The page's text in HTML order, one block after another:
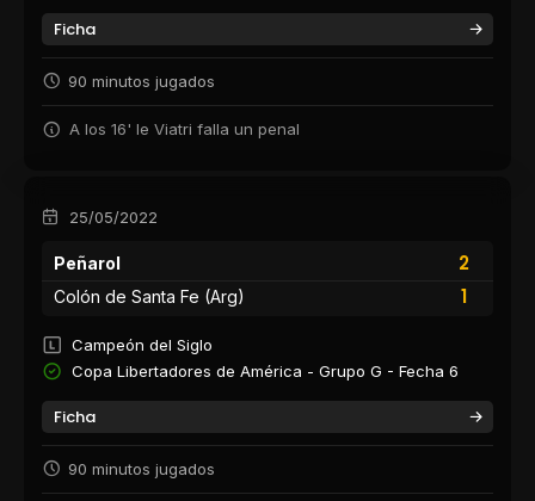
Ficha
90 minutos jugados
A los 16' le Viatri falla un penal
25/05/2022
Peñarol
2
1
Colón de Santa Fe (Arg)
Campeón del Siglo
Copa Libertadores de América - Grupo G - Fecha 6
Ficha
90 minutos jugados